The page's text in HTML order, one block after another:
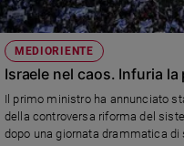
MEDIORIENTE
Israele nel caos. Infuria
Il primo ministro ha annunciato stasera un temporaneo "congelamento"
della controversa riforma del sistema giudiziario. La dichiarazione è arrivata
dopo una giornata drammatica